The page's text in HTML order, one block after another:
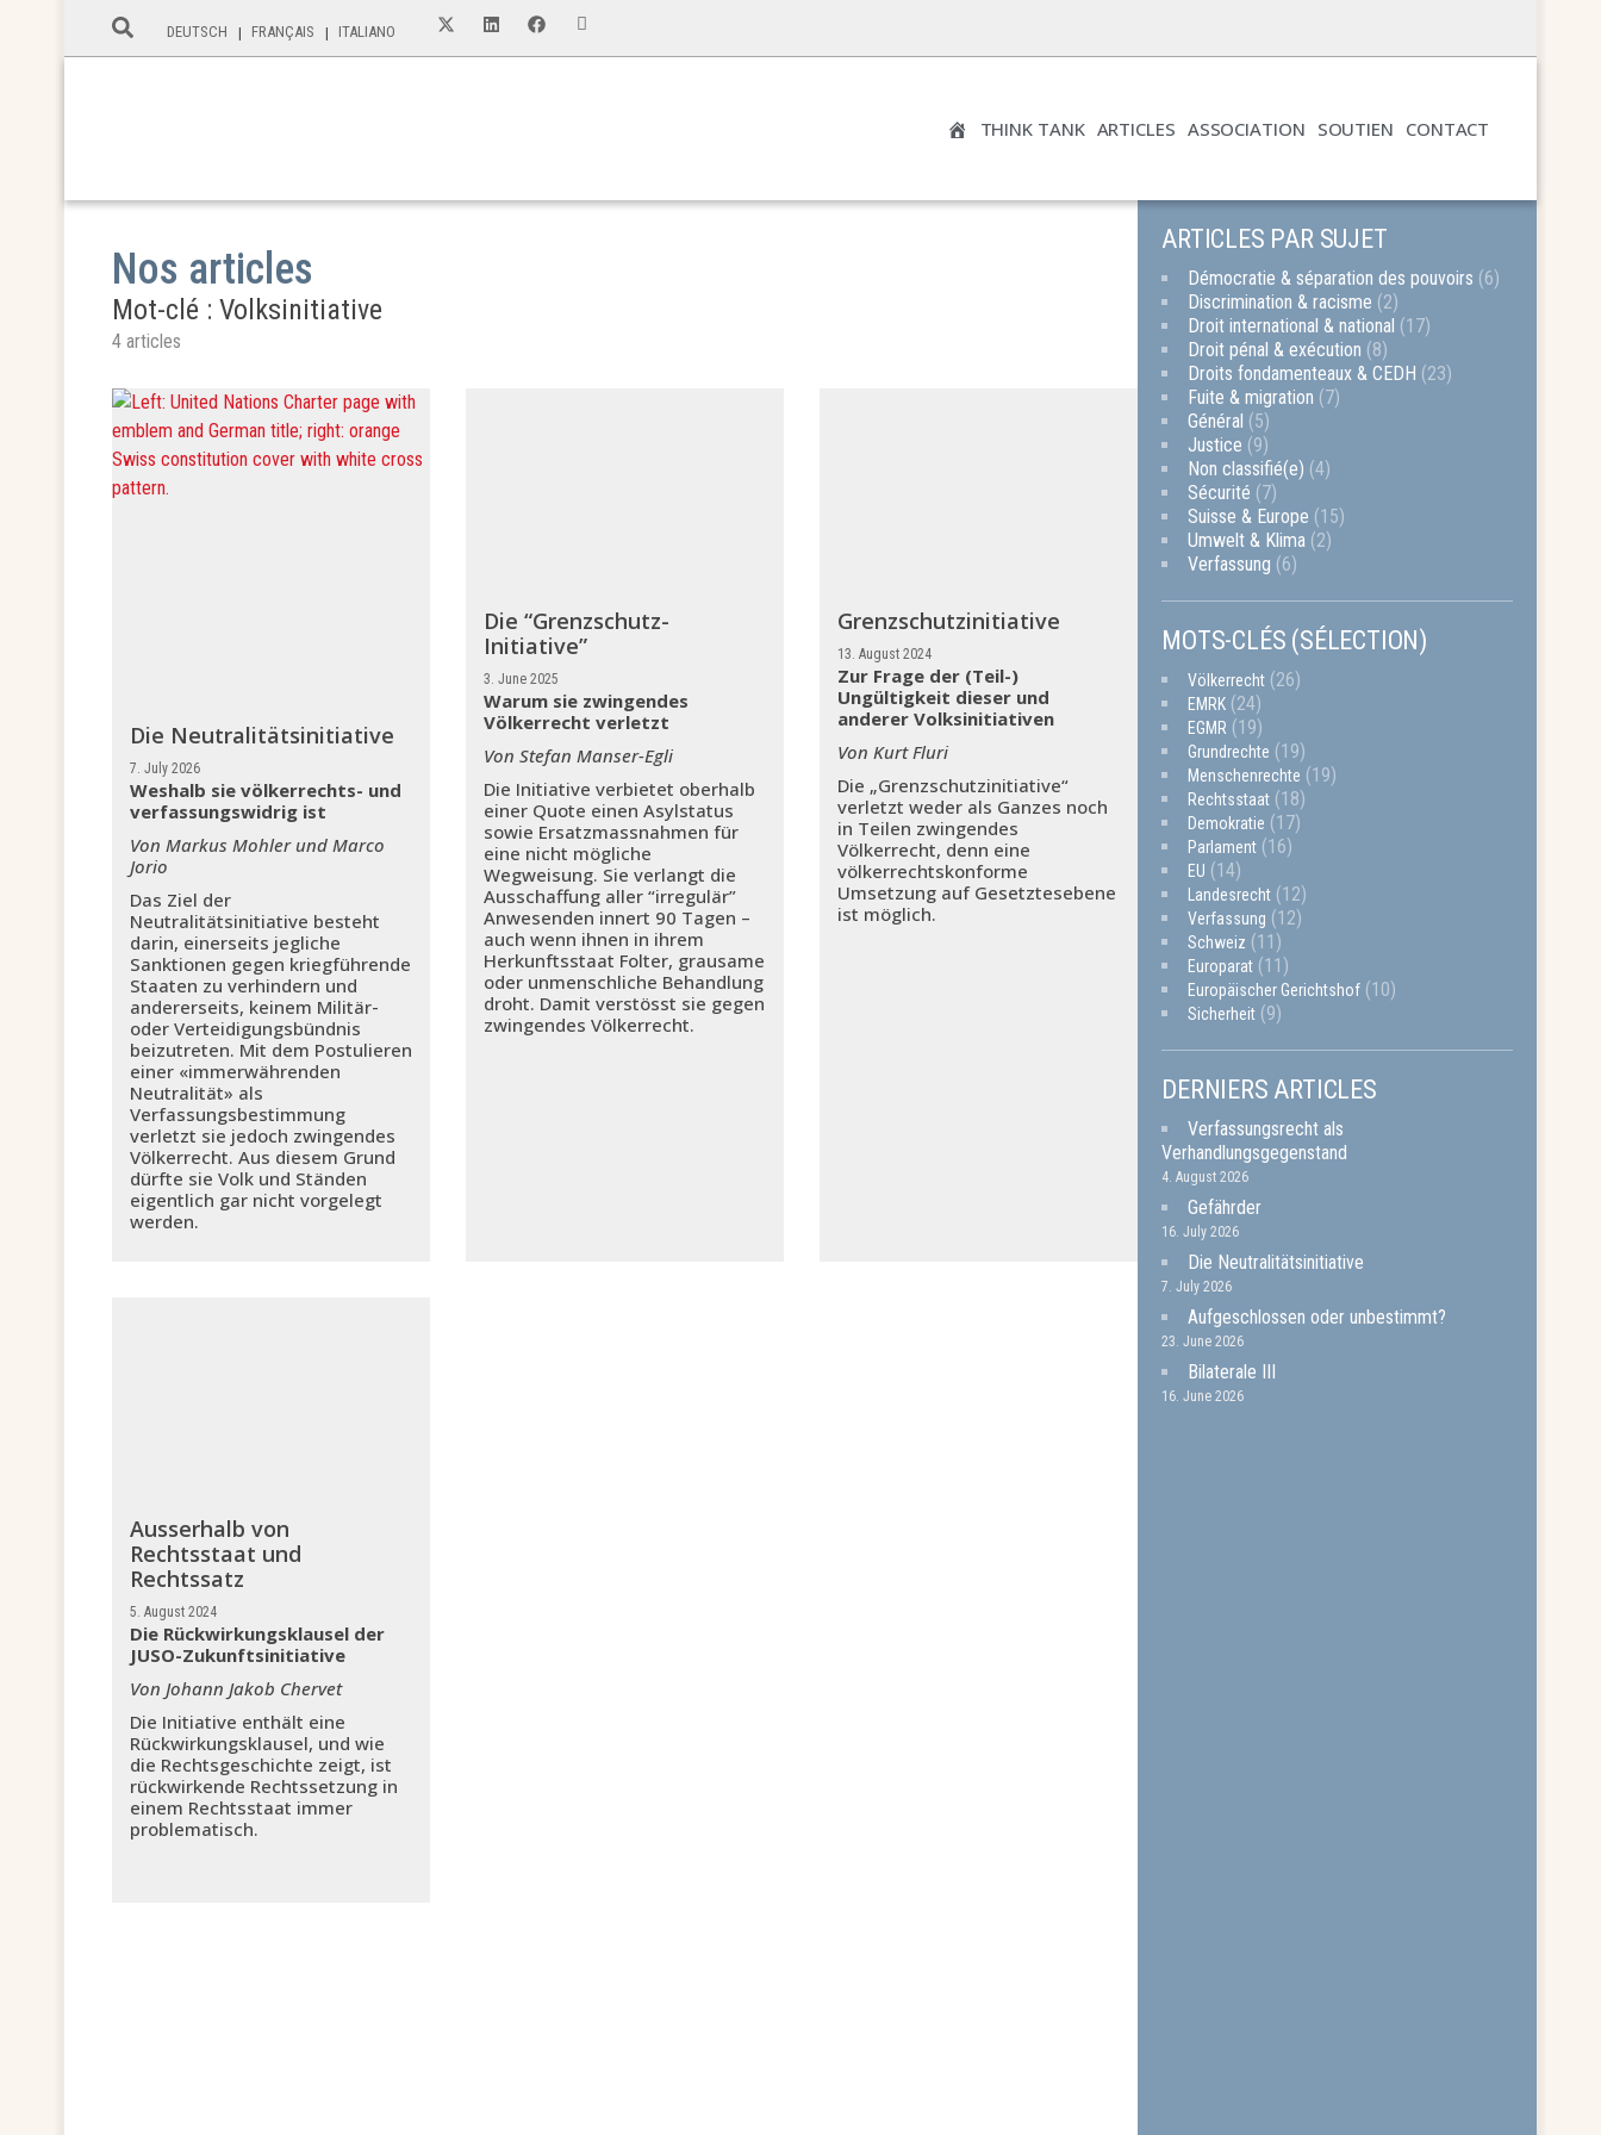
DEUTSCH FRANÇAIS ITALIANO
NOTRE DROIT
THINK TANK ARTICLES ASSOCIATION SOUTIEN CONTACT
Nos articles
Mot-clé : Volksinitiative
4 articles
Die Neutralitätsinitiative
7. July 2026
Weshalb sie völkerrechts- und
verfassungswidrig ist
Von Markus Mohler und Marco
Jorio
Das Ziel der
Neutralitätsinitiative besteht
darin, einerseits jegliche
Sanktionen gegen kriegführende
Staaten zu verhindern und
andererseits, keinem Militär-
oder Verteidigungsbündnis
beizutreten. Mit dem Postulieren
einer «immerwährenden
Neutralität» als
Verfassungsbestimmung
verletzt sie jedoch zwingendes
Völkerrecht. Aus diesem Grund
dürfte sie Volk und Ständen
eigentlich gar nicht vorgelegt
werden.
Die “Grenzschutz-
Initiative”
3. June 2025
Warum sie zwingendes
Völkerrecht verletzt
Von Stefan Manser-Egli
Die Initiative verbietet oberhalb
einer Quote einen Asylstatus
sowie Ersatzmassnahmen für
eine nicht mögliche
Wegweisung. Sie verlangt die
Ausschaffung aller “irregulär”
Anwesenden innert 90 Tagen –
auch wenn ihnen in ihrem
Herkunftsstaat Folter, grausame
oder unmenschliche Behandlung
droht. Damit verstösst sie gegen
zwingendes Völkerrecht.
Grenzschutzinitiative
13. August 2024
Zur Frage der (Teil-)
Ungültigkeit dieser und
anderer Volksinitiativen
Von Kurt Fluri
Die „Grenzschutzinitiative“
verletzt weder als Ganzes noch
in Teilen zwingendes
Völkerrecht, denn eine
völkerrechtskonforme
Umsetzung auf Gesetztesebene
ist möglich.
Ausserhalb von
Rechtsstaat und
Rechtssatz
5. August 2024
Die Rückwirkungsklausel der
JUSO-Zukunftsinitiative
Von Johann Jakob Chervet
Die Initiative enthält eine
Rückwirkungsklausel, und wie
die Rechtsgeschichte zeigt, ist
rückwirkende Rechtssetzung in
einem Rechtsstaat immer
problematisch.
ARTICLES PAR SUJET
Démocratie & séparation des pouvoirs (6)
Discrimination & racisme (2)
Droit international & national (17)
Droit pénal & exécution (8)
Droits fondamenteaux & CEDH (23)
Fuite & migration (7)
Général (5)
Justice (9)
Non classifié(e) (4)
Sécurité (7)
Suisse & Europe (15)
Umwelt & Klima (2)
Verfassung (6)
MOTS-CLÉS (SÉLECTION)
Völkerrecht (26)
EMRK (24)
EGMR (19)
Grundrechte (19)
Menschenrechte (19)
Rechtsstaat (18)
Demokratie (17)
Parlament (16)
EU (14)
Landesrecht (12)
Verfassung (12)
Schweiz (11)
Europarat (11)
Europäischer Gerichtshof (10)
Sicherheit (9)
DERNIERS ARTICLES
Verfassungsrecht als
Verhandlungsgegenstand
4. August 2026
Gefährder
16. July 2026
Die Neutralitätsinitiative
7. July 2026
Aufgeschlossen oder unbestimmt?
23. June 2026
Bilaterale III
16. June 2026